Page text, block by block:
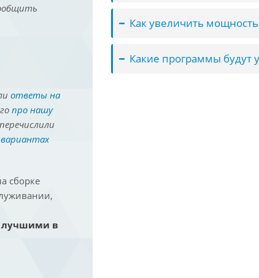
ответы на
про нашу
сборке
лучшими в
Как увеличить
Какие программы будут